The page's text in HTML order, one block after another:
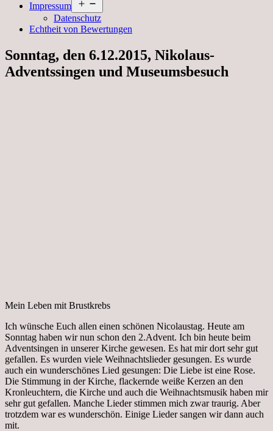
Impressum
öffnen
Datenschutz
Echtheit von Bewertungen
Sonntag, den 6.12.2015, Nikolaus-
Adventssingen und Museumsbesuch
Mein Leben mit Brustkrebs
Ich wünsche Euch allen einen schönen Nicolaustag. Heute am
Sonntag haben wir nun schon den 2.Advent. Ich bin heute beim
Adventsingen in unserer Kirche gewesen. Es hat mir dort sehr gut
gefallen. Es wurden viele Weihnachtslieder gesungen. Es wurde
auch ein wunderschönes Lied gesungen: Die Liebe ist eine Rose.
Die Stimmung in der Kirche, flackernde weiße Kerzen an den
Kronleuchtern, die Kirche und auch die Weihnachtsmusik haben mir
sehr gut gefallen. Manche Lieder stimmen mich zwar traurig. Aber
trotzdem war es wunderschön. Einige Lieder sangen wir dann auch
mit.